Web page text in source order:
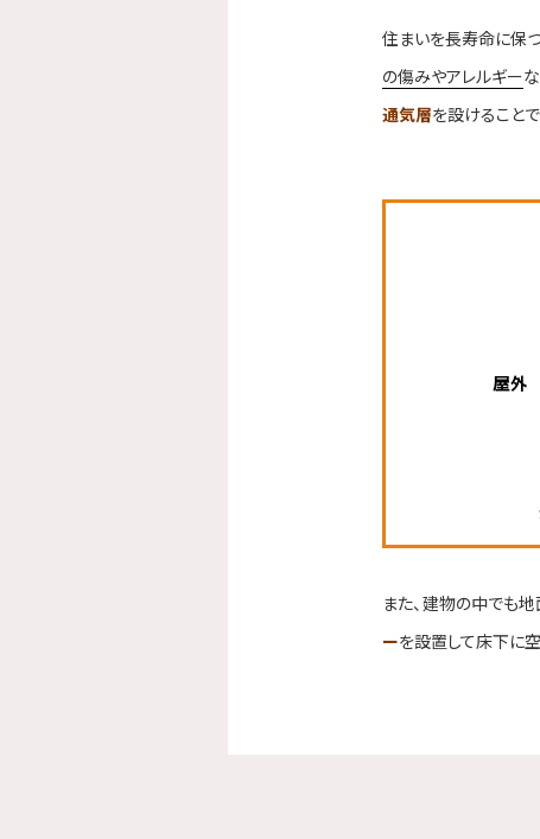
住まいを長寿命に保
の傷みやアレルギー
通気層を設けること
また、建物の中でも
ーを設置して床下に